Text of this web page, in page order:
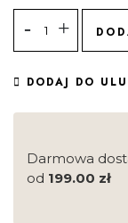
DODAJ DO
Darmowa
od 199.00 zł